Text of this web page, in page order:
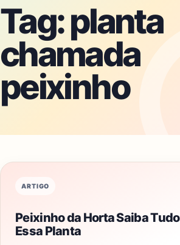
Tag:planta
chamada
peixinho
ARTIGO
Peixinho da Horta Saiba
Essa Planta